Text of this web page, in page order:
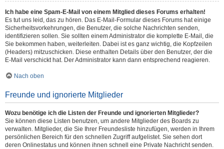
Ich habe eine Spam-E-Mail von einem Mitglied dieses Forums erhalten!
Es tut uns leid, das zu hören. Das E-Mail-Formular dieses Forums hat einige
Sicherheitsvorkehrungen, die Benutzer, die solche Nachrichten senden,
identifizieren sollen. Sie sollten einem Administrator die komplette E-Mail, die
Sie bekommen haben, weiterleiten. Dabei ist es ganz wichtig, die Kopfzeilen
(Headers) mitzuschicken. Diese enthalten Details über den Benutzer, der die
E-Mail verschickt hat. Der Administrator kann dann entsprechend reagieren.
Nach oben
Freunde und ignorierte Mitglieder
Wozu benötige ich die Listen der Freunde und ignorierten Mitglieder?
Sie können diese Listen benutzen, um andere Mitglieder des Boards zu
verwalten. Mitglieder, die Sie Ihrer Freundesliste hinzufügen, werden in Ihrem
persönlichen Bereich für den schnellen Zugriff aufgelistet. Sie sehen dort
deren Onlinestatus und können ihnen schnell eine Private Nachricht senden.